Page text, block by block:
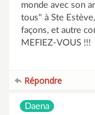
monde avec son
tous" à Ste
façons, et autre
MEFIEZ-VOUS !!!
Répondre
Daena